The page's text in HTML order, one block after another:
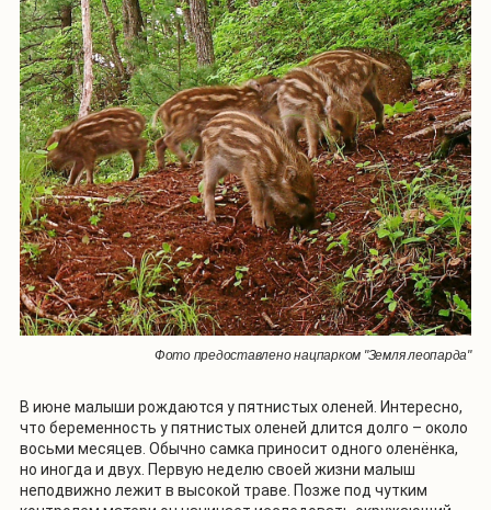
Фото предоставлено нацпарком "Земля леопарда"
В июне малыши рождаются у пятнистых оленей. Интересно,
что беременность у пятнистых оленей длится долго – около
восьми месяцев. Обычно самка приносит одного оленёнка,
но иногда и двух. Первую неделю своей жизни малыш
неподвижно лежит в высокой траве. Позже под чутким